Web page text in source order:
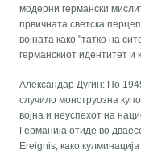
модерни германски
првичната светска
војната како "татко на
германскиот идентитет и
Александар Дугин: По
случило монструозна
војна и неуспехот на
Германија отиде во
Ereignis, како